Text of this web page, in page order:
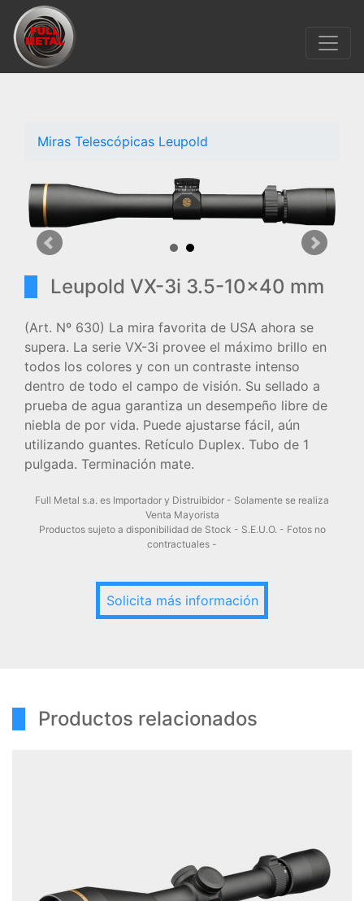
Miras Telescópicas Leupold
Leupold VX-3i 3.5-10x40 mm
(Art. Nº 630) La mira favorita de USA ahora se
supera. La serie VX-3i provee el máximo brillo en
todos los colores y con un contraste intenso
dentro de todo el campo de visión. Su sellado a
prueba de agua garantiza un desempeño libre de
niebla de por vida. Puede ajustarse fácil, aún
utilizando guantes. Retículo Duplex. Tubo de 1
pulgada. Terminación mate.
Full Metal s.a. es Importador y Distruibidor - Solamente se realiza
Venta Mayorista
Productos sujeto a disponibilidad de Stock - S.E.U.O. - Fotos no
contractuales -
Solicita más información
Productos relacionados